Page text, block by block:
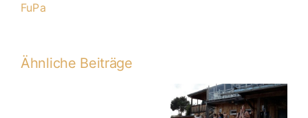
FuPa
Ähnliche Beiträge